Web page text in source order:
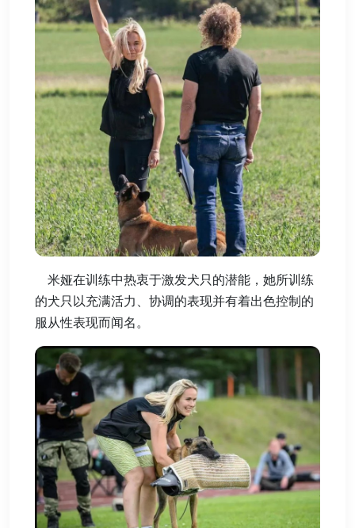
米娅在训练中热衷于激发犬只的潜能，她所训练
的犬只以充满活力、协调的表现并有着出色控制的
服从性表现而闻名。